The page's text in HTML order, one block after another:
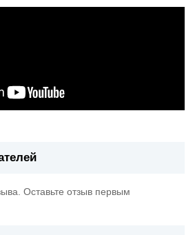
Оставьте отзыв первым